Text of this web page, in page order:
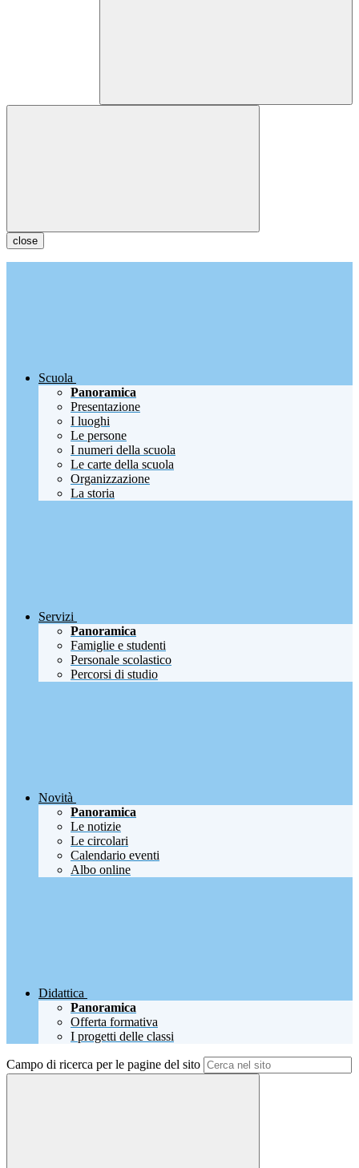
close
Scuola
Panoramica
Presentazione
I luoghi
Le persone
I numeri della scuola
Le carte della scuola
Organizzazione
La storia
Servizi
Panoramica
Famiglie e studenti
Personale scolastico
Percorsi di studio
Novità
Panoramica
Le notizie
Le circolari
Calendario eventi
Albo online
Didattica
Panoramica
Offerta formativa
I progetti delle classi
Campo di ricerca per le pagine del sito